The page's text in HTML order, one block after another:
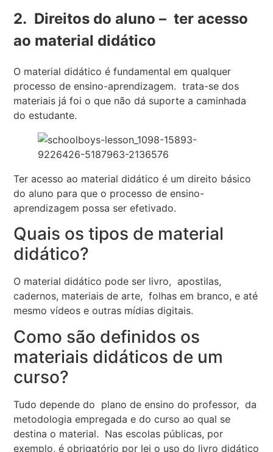
2. Direitos do aluno – ter acesso
ao material didático
O material didático é fundamental em qualquer
processo de ensino-aprendizagem. trata-se dos
materiais já foi o que não dá suporte a caminhada
do estudante.
Ter acesso ao material didático é um direito básico
do aluno para que o processo de ensino-
aprendizagem possa ser efetivado.
Quais os tipos de material
didático?
O material didático pode ser livro, apostilas,
cadernos, materiais de arte, folhas em branco, e até
mesmo vídeos e outras mídias digitais.
Como são definidos os
materiais didáticos de um
curso?
Tudo depende do plano de ensino do professor, da
metodologia empregada e do curso ao qual se
destina o material. Nas escolas públicas, por
exemplo, é obrigatório por lei o uso do livro didático